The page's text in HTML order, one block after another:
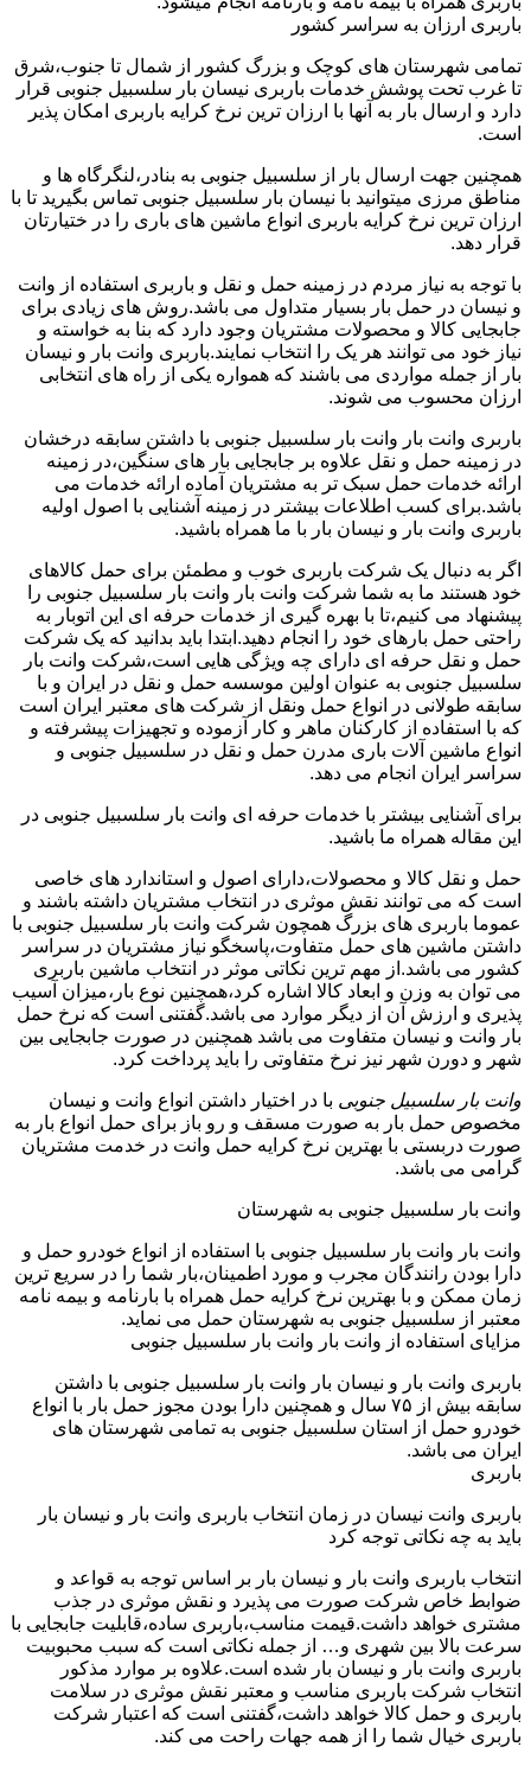
باربری ارزان به سراسر کشور
تمامی شهرستان های کوچک و بزرگ کشور از شمال تا جنوب،شرق
تا غرب تحت پوشش خدمات باربری نیسان بار سلسبیل جنوبی قرار
دارد و ارسال بار به آنها با ارزان ترین نرخ کرایه باربری امکان پذیر
است.
همچنین جهت ارسال بار از سلسبیل جنوبی به بنادر،لنگرگاه ها و
مناطق مرزی میتوانید با نیسان بار سلسبیل جنوبی تماس بگیرید تا با
ارزان ترین نرخ کرایه باربری انواع ماشین های باری را در ختیارتان
قرار دهد.
با توجه به نیاز مردم در زمینه حمل و نقل و باربری استفاده از وانت
و نیسان در حمل بار بسیار متداول می باشد.روش های زیادی برای
جابجایی کالا و محصولات مشتریان وجود دارد که بنا به خواسته و
نیاز خود می توانند هر یک را انتخاب نمایند.باربری وانت بار و نیسان
بار از جمله مواردی می باشند که همواره یکی از راه های انتخابی
ارزان محسوب می شوند.
باربری وانت بار وانت بار سلسبیل جنوبی با داشتن سابقه درخشان
در زمینه حمل و نقل علاوه بر جابجایی بار های سنگین،در زمینه
ارائه خدمات حمل سبک تر به مشتریان آماده ارائه خدمات می
باشد.برای کسب اطلاعات بیشتر در زمینه آشنایی با اصول اولیه
باربری وانت بار و نیسان بار با ما همراه باشید.
اگر به دنبال یک شرکت باربری خوب و مطمئن برای حمل کالاهای
خود هستند ما به شما شرکت وانت بار وانت بار سلسبیل جنوبی را
پیشنهاد می کنیم،تا با بهره گیری از خدمات حرفه ای این اتوبار به
راحتی حمل بارهای خود را انجام دهید.ابتدا باید بدانید که یک شرکت
حمل و نقل حرفه ای دارای چه ویژگی هایی است،شرکت وانت بار
سلسبیل جنوبی به عنوان اولین موسسه حمل و نقل در ایران و با
سابقه طولانی در انواع حمل ونقل از شرکت های معتبر ایران است
که با استفاده از کارکنان ماهر و کار آزموده و تجهیزات پیشرفته و
انواع ماشین آلات باری مدرن حمل و نقل در سلسبیل جنوبی و
سراسر ایران انجام می دهد.
برای آشنایی بیشتر با خدمات حرفه ای وانت بار سلسبیل جنوبی در
این مقاله همراه ما باشید.
حمل و نقل کالا و محصولات،دارای اصول و استاندارد های خاصی
است که می توانند نقش موثری در انتخاب مشتریان داشته باشند و
عموما باربری های بزرگ همچون شرکت وانت بار سلسبیل جنوبی با
داشتن ماشین های حمل متفاوت،پاسخگو نیاز مشتریان در سراسر
کشور می باشد.از مهم ترین نکاتی موثر در انتخاب ماشین باربری
می توان به وزن و ابعاد کالا اشاره کرد،همچنین نوع بار،میزان آسیب
پذیری و ارزش آن از دیگر موارد می باشد.گفتنی است که نرخ حمل
بار وانت و نیسان متفاوت می باشد همچنین در صورت جابجایی بین
شهر و دورن شهر نیز نرخ متفاوتی را باید پرداخت کرد.
وانت بار سلسبیل جنوبی با در اختیار داشتن انواع وانت و نیسان
مخصوص حمل بار به صورت مسقف و رو باز برای حمل انواع بار به
صورت دربستی با بهترین نرخ کرایه حمل وانت در خدمت مشتریان
گرامی می باشد.
وانت بار سلسبیل جنوبی به شهرستان
وانت بار وانت بار سلسبیل جنوبی با استفاده از انواع خودرو حمل و
دارا بودن رانندگان مجرب و مورد اطمینان،بار شما را در سریع ترین
زمان ممکن و با بهترین نرخ کرایه حمل همراه با بارنامه و بیمه نامه
معتبر از سلسبیل جنوبی به شهرستان حمل می نماید.
مزایای استفاده از وانت بار وانت بار سلسبیل جنوبی
باربری وانت بار و نیسان بار وانت بار سلسبیل جنوبی با داشتن
سابقه بیش از ۷۵ سال و همچنین دارا بودن مجوز حمل بار با انواع
خودرو حمل از استان سلسبیل جنوبی به تمامی شهرستان های
ایران می باشد.
باربری
باربری وانت نیسان در زمان انتخاب باربری وانت بار و نیسان بار
باید به چه نکاتی توجه کرد
انتخاب باربری وانت بار و نیسان بار بر اساس توجه به قواعد و
ضوابط خاص شرکت صورت می پذیرد و نقش موثری در جذب
مشتری خواهد داشت.قیمت مناسب،باربری ساده،قابلیت جابجایی با
سرعت بالا بین شهری و… از جمله نکاتی است که سبب محبوبیت
باربری وانت بار و نیسان بار شده است.علاوه بر موارد مذکور
انتخاب شرکت باربری مناسب و معتبر نقش موثری در سلامت
باربری و حمل کالا خواهد داشت،گفتنی است که اعتبار شرکت
باربری خیال شما را از همه جهات راحت می کند.